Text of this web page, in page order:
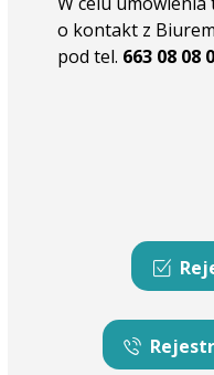
o kontakt z
pod tel. 663 08 08